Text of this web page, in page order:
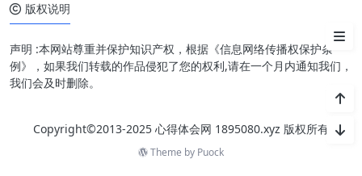
版权说明
声明 :本网站尊重并保护知识产权，根据《信息网络传播权保护条
例》，如果我们转载的作品侵犯了您的权利,请在一个月内通知我们，
我们会及时删除。
Copyright©2013-2025 心得体会网 1895080.xyz 版权所有
Theme by Puock